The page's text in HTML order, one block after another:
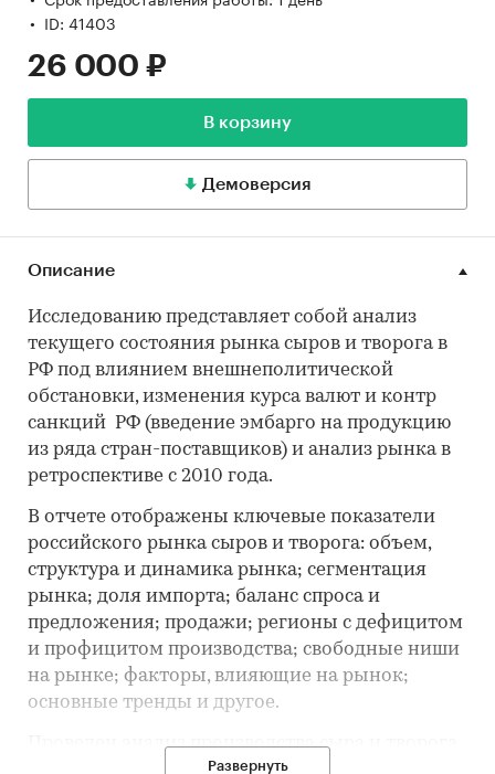
ID: 41403
26 000 ₽
В корзину
Демоверсия
Описание
Исследованию представляет собой анализ
текущего состояния рынка сыров и творога в
РФ под влиянием внешнеполитической
обстановки, изменения курса валют и контр
санкций РФ (введение эмбарго на продукцию
из ряда стран-поставщиков) и анализ рынка в
ретроспективе с 2010 года.
В отчете отображены ключевые показатели
российского рынка сыров и творога: объем,
структура и динамика рынка; сегментация
рынка; доля импорта; баланс спроса и
предложения; продажи; регионы с дефицитом
и профицитом производства; свободные ниши
на рынке; факторы, влияющие на рынок;
основные тренды и другое.
Проведен анализ производства сыра и творога
Развернуть